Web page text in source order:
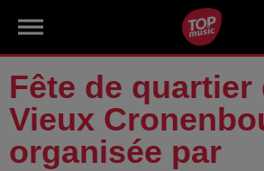
Fête de quartier
Vieux
organisée par